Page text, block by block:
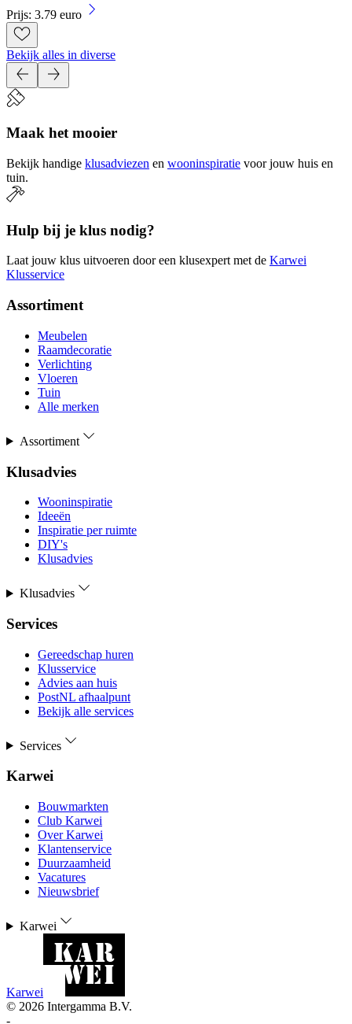
Prijs: 3.79 euro
Bekijk alles in diverse
Maak het mooier
Bekijk handige klusadviezen en wooninspiratie voor jouw huis en
tuin.
Hulp bij je klus nodig?
Laat jouw klus uitvoeren door een klusexpert met de Karwei
Klusservice
Assortiment
Meubelen
Raamdecoratie
Verlichting
Vloeren
Tuin
Alle merken
Assortiment
Klusadvies
Wooninspiratie
Ideeën
Inspiratie per ruimte
DIY's
Klusadvies
Klusadvies
Services
Gereedschap huren
Klusservice
Advies aan huis
PostNL afhaalpunt
Bekijk alle services
Services
Karwei
Bouwmarkten
Club Karwei
Over Karwei
Klantenservice
Duurzaamheid
Vacatures
Nieuwsbrief
Karwei
Karwei
© 2026 Intergamma B.V.
-